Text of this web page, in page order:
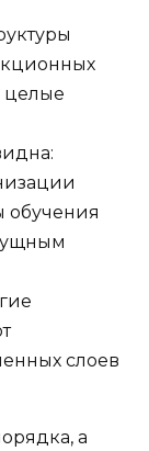
целые
обучения
слоев
а